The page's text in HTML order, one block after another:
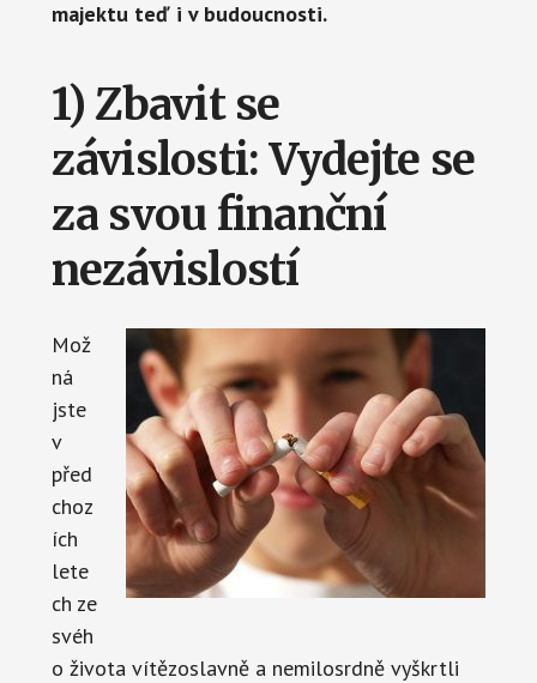
majektu teď i v budoucnosti.
1) Zbavit se
závislosti: Vydejte se
za svou finanční
nezávislostí
Mož
ná
jste
v
před
choz
ích
lete
ch ze
svéh
o života vítězoslavně a nemilosrdně vyškrtli